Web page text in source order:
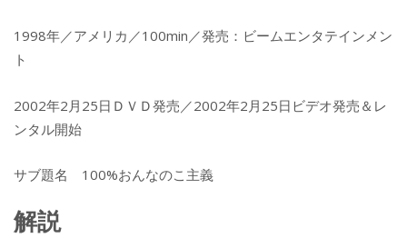
1998年／アメリカ／100min／発売：ビームエンタテインメン
ト
2002年2月25日ＤＶＤ発売／2002年2月25日ビデオ発売＆レ
ンタル開始
サブ題名 100%おんなのこ主義
解説